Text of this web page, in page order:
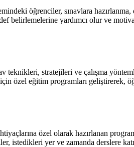
öğrenciler, sınavlara hazırlanma,
belirlemelerine yardımcı olur ve
teknikleri, stratejileri ve çalışma
özel eğitim programları geliştirerek,
özel olarak hazırlanan
istedikleri yer ve zamanda derslere